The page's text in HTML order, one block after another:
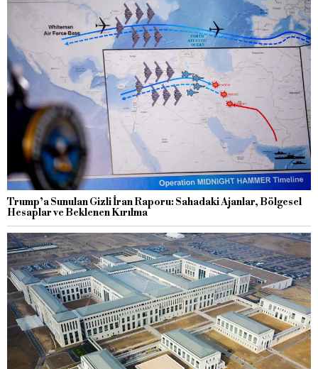
Trump’a Sunulan Gizli İran Raporu: Sahadaki Ajanlar, Bölgesel
Hesaplar ve Beklenen Kırılma